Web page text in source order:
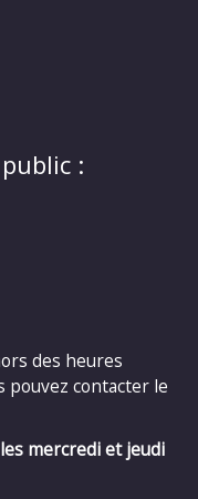
:
des heures
pouvez contacter le
mercredi et jeudi